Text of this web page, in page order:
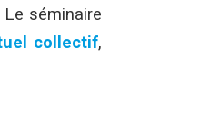
séminaire
collectif,